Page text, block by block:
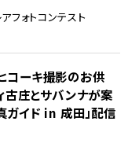
アフォトコンテスト
コーキ撮影のお供
古庄とサバンナが案
ガイド in 成田」配信